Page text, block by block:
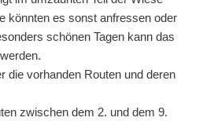
könnten es sonst anfressen oder
schönen Tagen kann das
die vorhanden Routen und deren
zwischen dem 2. und dem 9.